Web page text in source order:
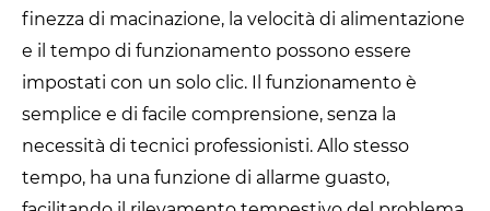
finezza di macinazione, la velocità di alimentazione
e il tempo di funzionamento possono essere
impostati con un solo clic. Il funzionamento è
semplice e di facile comprensione, senza la
necessità di tecnici professionisti. Allo stesso
tempo, ha una funzione di allarme guasto,